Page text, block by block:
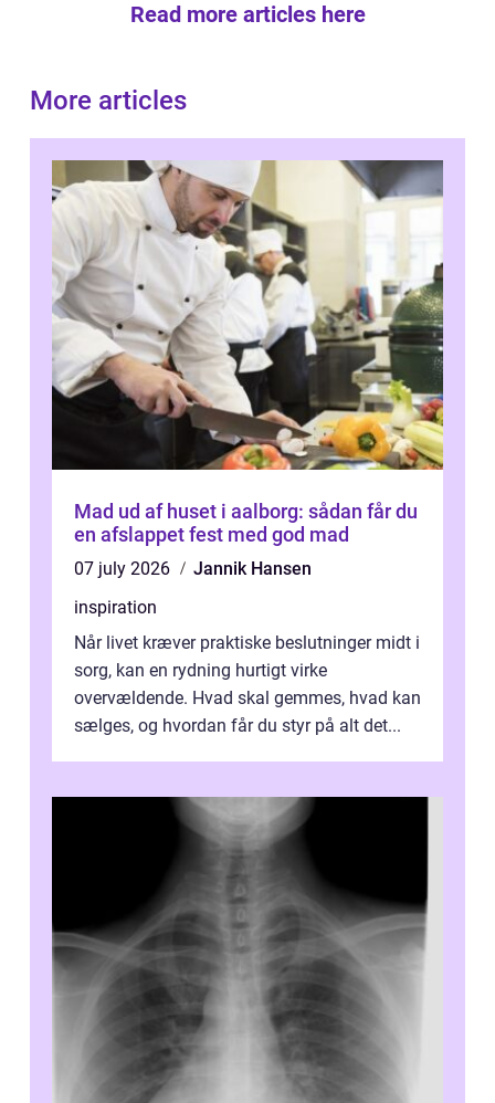
Read more articles here
More articles
Mad ud af huset i aalborg: sådan får du
en afslappet fest med god mad
07 july 2026
Jannik Hansen
inspiration
Når livet kræver praktiske beslutninger midt i
sorg, kan en rydning hurtigt virke
overvældende. Hvad skal gemmes, hvad kan
sælges, og hvordan får du styr på alt det...